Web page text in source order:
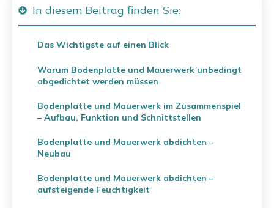
In diesem Beitrag finden Sie:
Das Wichtigste auf einen Blick
Warum Bodenplatte und Mauerwerk unbedingt
abgedichtet werden müssen
Bodenplatte und Mauerwerk im Zusammenspiel
– Aufbau, Funktion und Schnittstellen
Bodenplatte und Mauerwerk abdichten –
Neubau
Bodenplatte und Mauerwerk abdichten –
aufsteigende Feuchtigkeit